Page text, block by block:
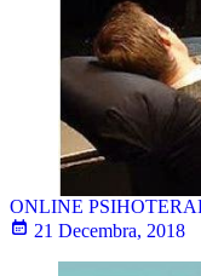
ONLINE
21 Decembra, 2018